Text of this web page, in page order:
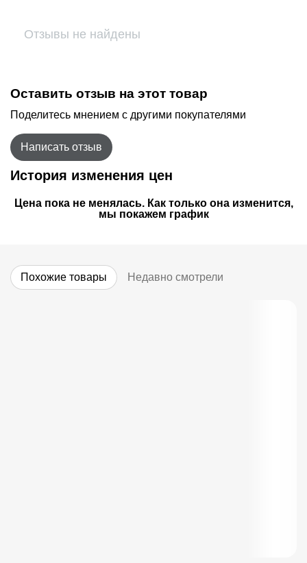
Отзывы не найдены
Оставить отзыв на этот товар
Поделитесь мнением с другими покупателями
Написать отзыв
История изменения цен
Цена пока не менялась. Как только она изменится,
мы покажем график
Похожие товары Недавно смотрели